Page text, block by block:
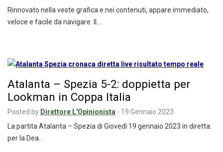
Rinnovato nella veste grafica e nei contenuti, appare immediato,
veloce e facile da navigare. Il…
Atalanta – Spezia 5-2: doppietta per
Lookman in Coppa Italia
Posted by Direttore L'Opinionista - 19 Gennaio 2023
La partita Atalanta – Spezia di Giovedì 19 gennaio 2023 in diretta:
per la Dea…